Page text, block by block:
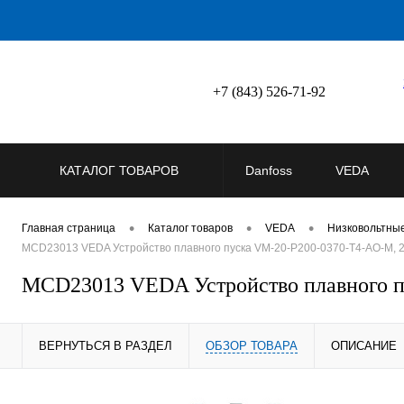
+7 (843) 526-71-92
КАТАЛОГ ТОВАРОВ Danfoss VEDA
Главная страница • Каталог товаров • VEDA •
MCD23013 VEDA Устройство плавного пуска VM-20-P200-0370-T4-AO-M,
MCD23013 VEDA Устройство
ВЕРНУТЬСЯ В РАЗДЕЛ ОБЗОР ТОВАРА ОПИСАНИЕ